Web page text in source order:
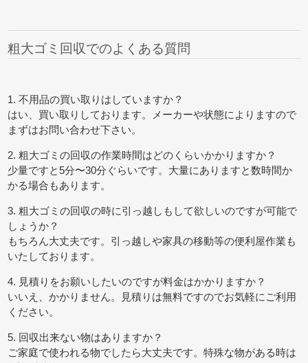
粗大ゴミ回収でのよくある質問
1. 不用品の買い取りはしていますか？
はい、買い取りしております。メーカーや状態によりますので
まずはお問い合わせ下さい。
2. 粗大ゴミの回収の作業時間はどのくらいかかりますか？
少量ですと5分〜30分ぐらいです。大量にありますと数時間か
かる場合もあります。
3. 粗大ゴミの回収の時に引っ越しもして欲しいのですが可能で
しょうか？
もちろん大丈夫です。引っ越しや家具の移動等の便利屋作業も
いたしております。
4. 見積りをお願いしたいのですが料金はかかりますか？
いいえ、かかりません。見積りは無料ですのでお気軽にご利用
ください。
5. 回収出来ない物はありますか？
ご家庭で使われる物でしたら大丈夫です。特殊な物がある時は